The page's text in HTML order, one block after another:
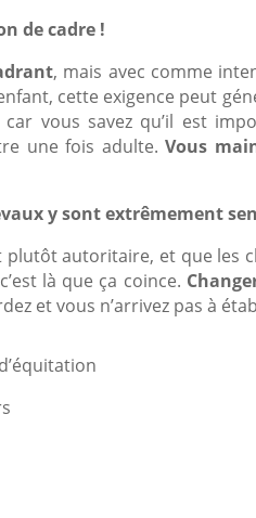
de cadre !
, mais avec comme
cette exigence peut
car vous savez qu’il est
une fois adulte.Vous
y sont extrêmement
autoritaire, et que les
là que ça coince.
et vous n’arrivez pas à